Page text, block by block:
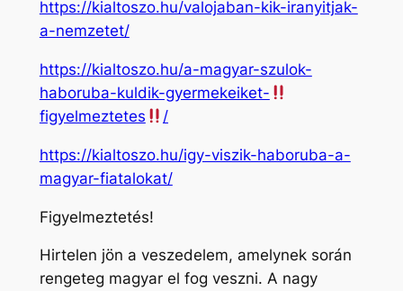
https://kialtoszo.hu/valojaban-kik-iranyitjak-
a-nemzetet/
https://kialtoszo.hu/a-magyar-szulok-
haboruba-kuldik-gyermekeiket-
figyelmeztetes
/
https://kialtoszo.hu/igy-viszik-haboruba-a-
magyar-fiatalokat/
Figyelmeztetés!
Hirtelen jön a veszedelem, amelynek során
rengeteg magyar el fog veszni. A nagy